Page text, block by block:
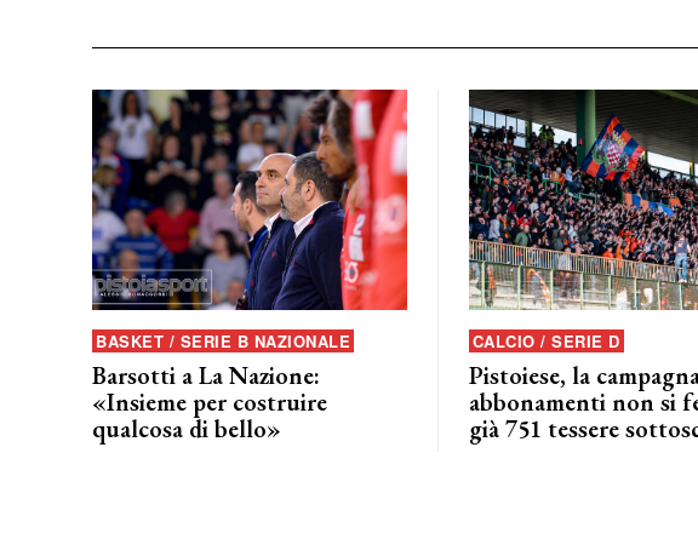
BASKET / SERIE B NAZIONALE
Barsotti a La Nazione:
«Insieme per costruire
qualcosa di bello»
CALCIO / SERIE D
Pistoiese, la
abbonamenti non si
già 751 tessere